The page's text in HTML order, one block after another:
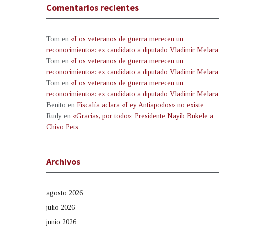
Comentarios recientes
Tom en «Los veteranos de guerra merecen un
reconocimiento»: ex candidato a diputado Vladimir Melara
Tom en «Los veteranos de guerra merecen un
reconocimiento»: ex candidato a diputado Vladimir Melara
Tom en «Los veteranos de guerra merecen un
reconocimiento»: ex candidato a diputado Vladimir Melara
Benito en Fiscalía aclara «Ley Antiapodos» no existe
Rudy en «Gracias, por todo»: Presidente Nayib Bukele a
Chivo Pets
Archivos
agosto 2026
julio 2026
junio 2026